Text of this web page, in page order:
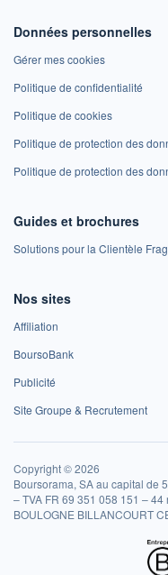
Données personnelles
Gérer mes cookies
Politique de confidentialité
Politique de cookies
Politique de protection des
Politique de protection des
Guides et brochures
Solutions pour la Clientèle
Nos sites
Affiliation
BoursoBank
Publicité
Site Groupe & Recrutement
Copyright © 2026
Boursorama, SA au capital de
– TVA FR 69 351 058 151 –
BOULOGNE BILLANCOURT